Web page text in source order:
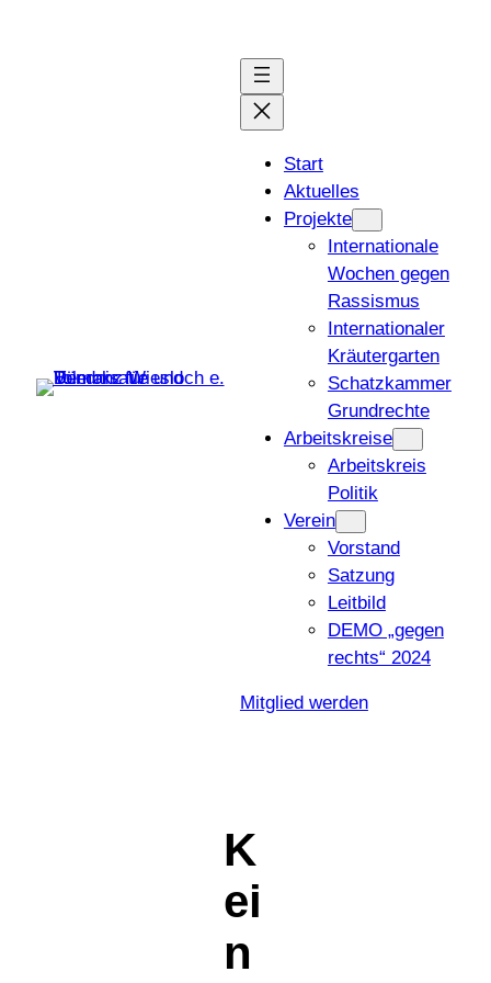
Start
Aktuelles
Projekte
Internationale
Wochen gegen
Rassismus
Internationaler
Kräutergarten
Schatzkammer
Grundrechte
Arbeitskreise
Arbeitskreis
Politik
Verein
Vorstand
Satzung
Leitbild
DEMO „gegen
rechts“ 2024
Mitglied werden
K
ei
n